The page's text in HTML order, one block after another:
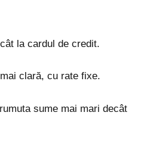
la cardul de credit.
clară, cu rate fixe.
sume mai mari decât